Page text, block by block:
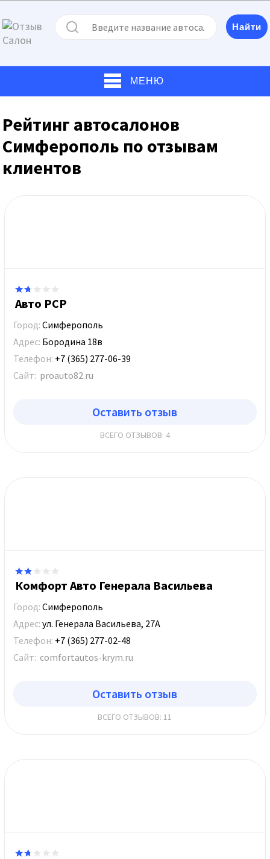
МЕНЮ
Рейтинг автосалонов
Симферополь по отзывам
клиентов
Авто РСР
Город: Симферополь
Адрес: Бородина 18в
Телефон: ‪+7 (365) 277-06-39
Сайт: proauto82.ru
Оставить отзыв
ВСЕГО ОТЗЫВОВ: 4
Комфорт Авто Генерала Васильева
Город: Симферополь
Адрес: ул. Генерала Васильева, 27А
Телефон: +7 (365) 277-02-48
Сайт: comfortautos-krym.ru
Оставить отзыв
ВСЕГО ОТЗЫВОВ: 11